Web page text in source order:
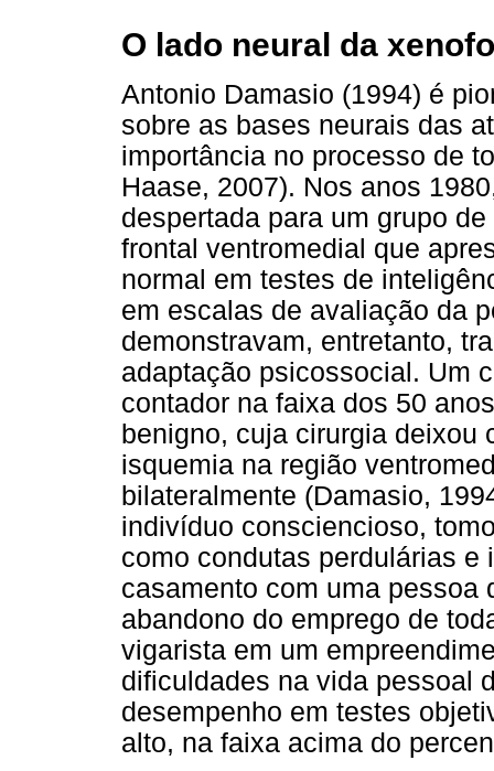
O lado neural da
Antonio Damasio (1994) é
sobre as bases neurais das
importância no processo de
Haase, 2007). Nos anos
despertada para um grupo
frontal ventromedial que
normal em testes de
em escalas de avaliação da
demonstravam, entretanto,
adaptação psicossocial. Um
contador na faixa dos 50
benigno, cuja cirurgia deixou
isquemia na região
bilateralmente (Damasio,
indivíduo consciencioso,
como condutas perdulárias
casamento com uma pessoa
abandono do emprego de
vigarista em um
dificuldades na vida pessoal
desempenho em testes
alto, na faixa acima do